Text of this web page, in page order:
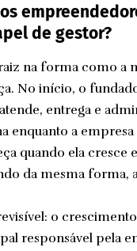
de gestor?
na forma como a
No início, o
entrega e
enquanto a empresa
quando ela cresce
da mesma forma,
o
responsável pela